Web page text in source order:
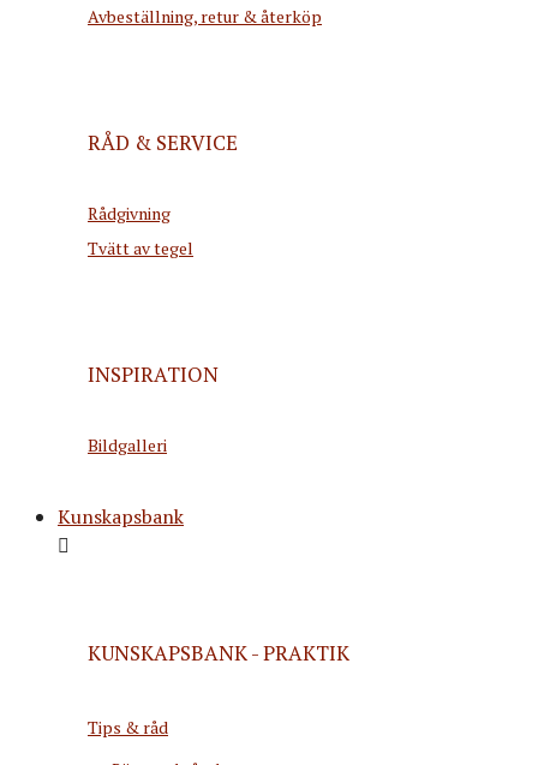
Avbeställning, retur & återköp
RÅD & SERVICE
Rådgivning
Tvätt av tegel
INSPIRATION
Bildgalleri
Kunskapsbank
KUNSKAPSBANK - PRAKTIK
Tips & råd